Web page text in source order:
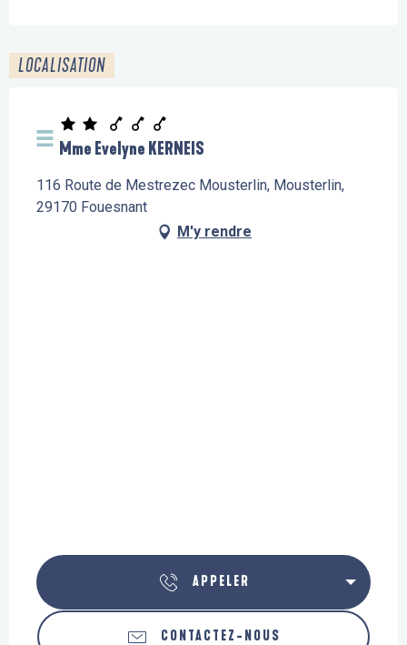
LOCALISATION
Mme Evelyne KERNEIS
116 Route de Mestrezec Mousterlin, Mousterlin,
29170 Fouesnant
M'y rendre
APPELER
CONTACTEZ-NOUS